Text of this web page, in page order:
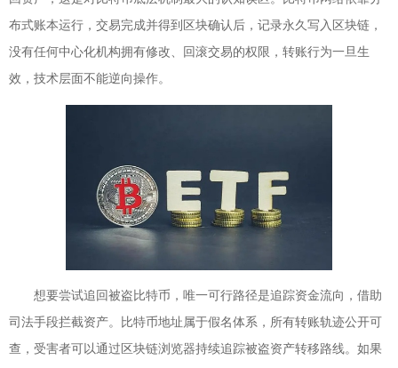
布式账本运行，交易完成并得到区块确认后，记录永久写入区块链，
没有任何中心化机构拥有修改、回滚交易的权限，转账行为一旦生
效，技术层面不能逆向操作。
想要尝试追回被盗比特币，唯一可行路径是追踪资金流向，借助
司法手段拦截资产。比特币地址属于假名体系，所有转账轨迹公开可
查，受害者可以通过区块链浏览器持续追踪被盗资产转移路线。如果